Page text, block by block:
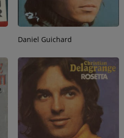
Daniel Guichard